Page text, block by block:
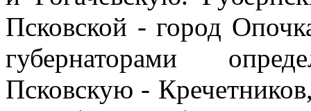
Псковской - город
губернаторами
Псковскую -